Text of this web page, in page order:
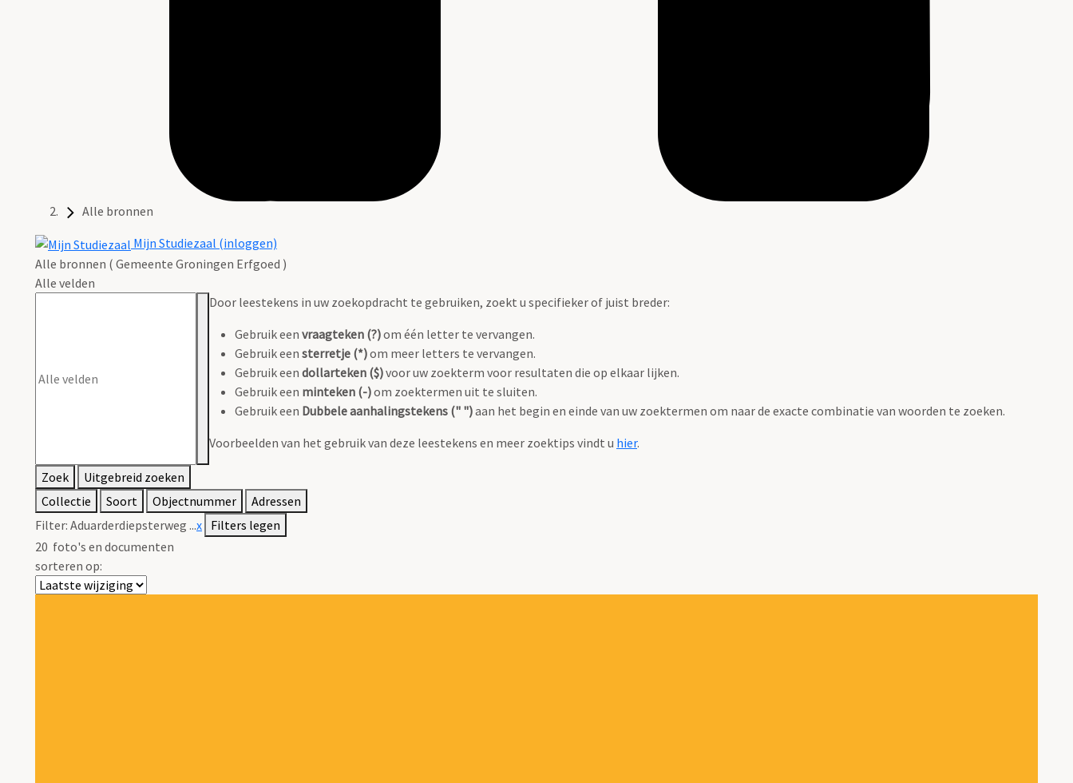
Alle bronnen
Mijn Studiezaal (inloggen)
Alle bronnen ( Gemeente Groningen Erfgoed )
Alle velden
Door leestekens in uw zoekopdracht te gebruiken, zoekt u specifieker of juist breder:
Gebruik een vraagteken (?)om één letter te vervangen.
Gebruik een sterretje (*)om meer letters te vervangen.
Gebruik een dollarteken ($)voor uw zoekterm voor resultaten die op elkaar lijken.
Gebruik een minteken (-)om zoektermen uit te sluiten.
Gebruik een Dubbele aanhalingstekens (" ")aan het begin en einde van uw zoektermen om naar de exacte combinatie van woorden te zoeken.
Voorbeelden van het gebruik van deze leestekens en meer zoektips vindt u hier.
Zoek
Uitgebreid zoeken
Collectie
Soort Objectnummer
Adressen
Filter: Aduarderdiepsterweg ...x Filters legen
20 foto's en documenten
sorteren op: